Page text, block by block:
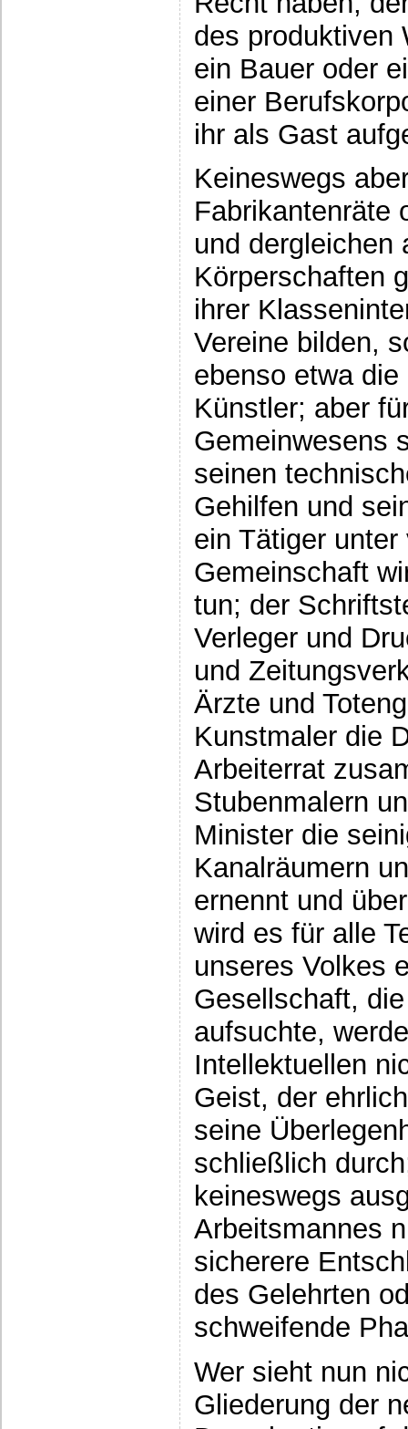
des produktiven
ein Bauer oder
einer
ihr als Gast
Keineswegs
Fabrikantenräte
und dergleichen
Körperschaften
ihrer
Vereine bilden,
ebenso etwa
Künstler; aber
Gemeinwesens
seinen
Gehilfen und
ein Tätiger
Gemeinschaft
tun; der
Verleger und
und
Ärzte und
Kunstmaler die
Arbeiterrat
Stubenmalern
Minister die
Kanalräumern
ernennt und
wird es für alle
unseres Volkes
Gesellschaft,
aufsuchte,
Intellektuellen
Geist, der
seine
schließlich
keineswegs
Arbeitsmannes
sicherere
des Gelehrten
schweifende
Wer sieht nun
Gliederung der